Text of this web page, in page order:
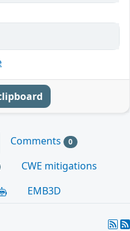
Comments 0
CWE mitigations
EMB3D